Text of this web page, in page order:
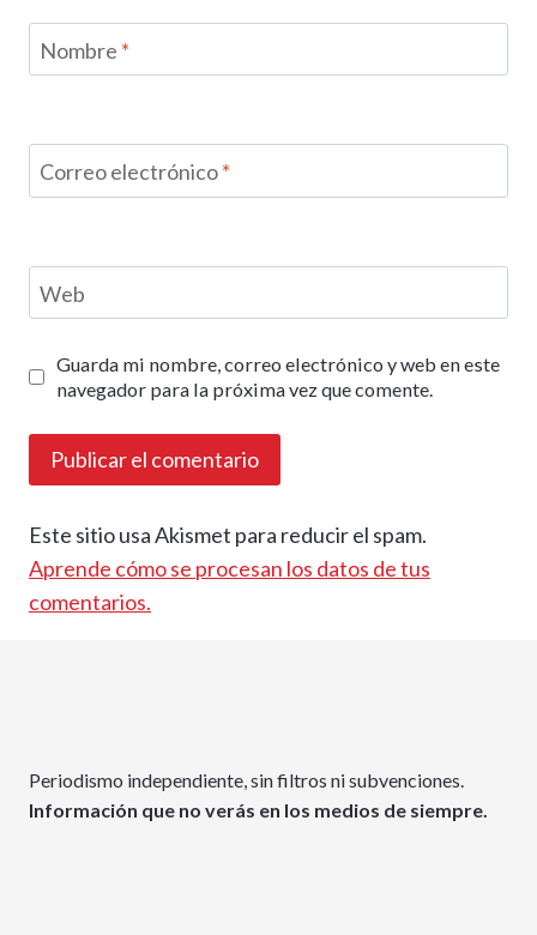
Nombre *
Correo electrónico*
Web
Guarda mi nombre, correo electrónico y web en este
navegador para la próxima vez que comente.
Este sitio usa Akismet para reducir el spam.
Aprende cómo se procesan los datos de tus
comentarios.
Periodismo independiente, sin filtros ni subvenciones.
Información que no verás en los medios de siempre.